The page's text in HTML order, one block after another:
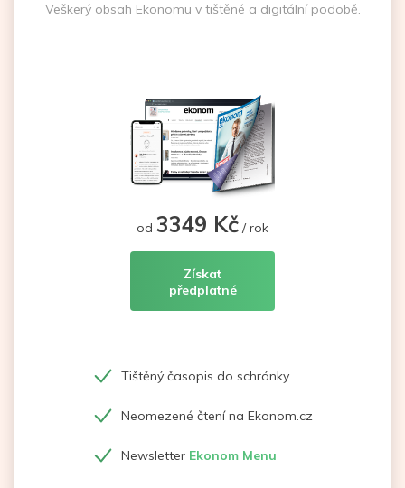
Veškerý obsah Ekonomu v tištěné a digitální podobě.
od 3349 Kč / rok
Získat
předplatné
Tištěný časopis do schránky
Neomezené čtení na Ekonom.cz
Newsletter Ekonom Menu